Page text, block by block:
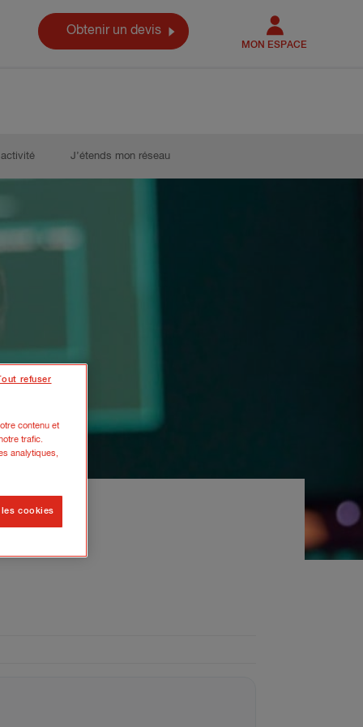
Obtenir un devis
MON ESPACE
J’étends mon réseau
contenu et
trafic.
analytiques,
refuser
cookies